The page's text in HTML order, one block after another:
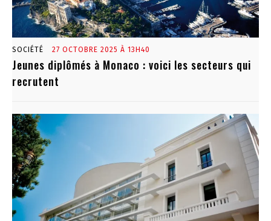
SOCIÉTÉ 27 OCTOBRE 2025 À 13H40
Jeunes diplômés à Monaco : voici les secteurs qui
recrutent